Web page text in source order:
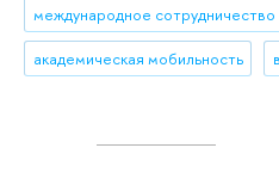
международное сотрудничество
академическая мобильность